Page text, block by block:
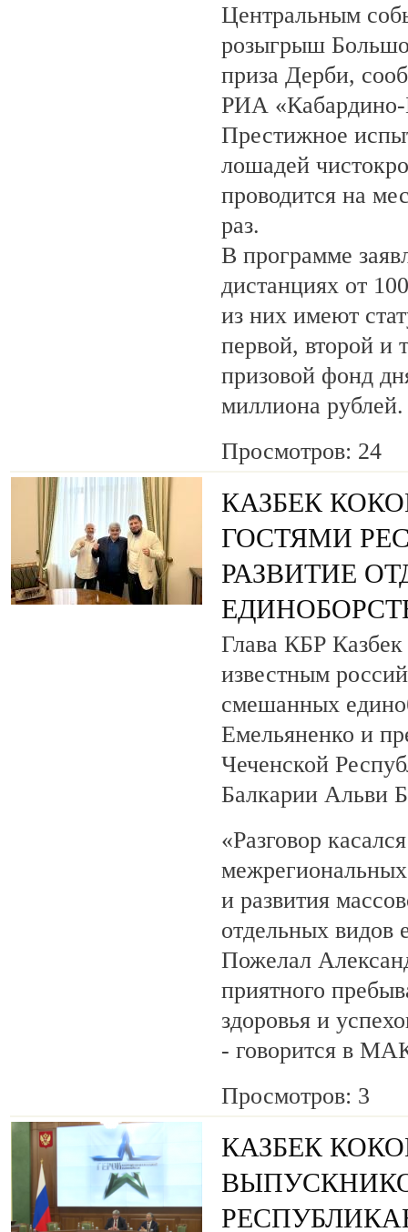
Центральным
розыгрыш
приза Дерби,
РИА «Кабардино-
Престижное
лошадей
проводится на
раз.
В программе
дистанциях от
из них имеют
первой, второй и
призовой фонд
миллиона рублей.
Просмотров: 24
КАЗБЕК
ГОСТЯМИ
РАЗВИТИЕ
Глава КБР Казбек
известным
смешанных
Емельяненко и
Чеченской
Балкарии Альви
«Разговор
и развития
отдельных видов
Пожелал
приятного
здоровья и
- говорится в
Просмотров: 3
КАЗБЕК